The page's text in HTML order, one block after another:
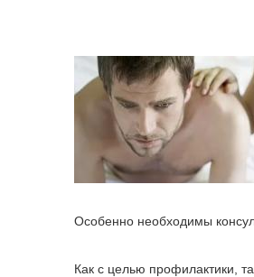
Особенно необходимы
Как с целью профилактики,